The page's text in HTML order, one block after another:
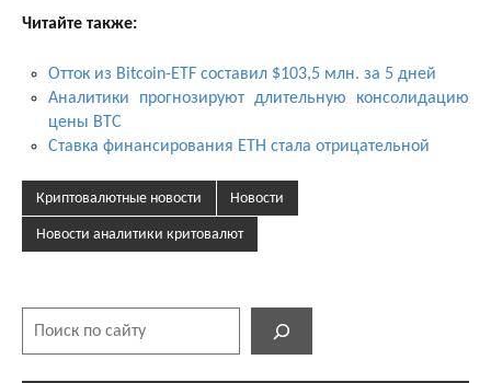
Читайте также:
Отток из Bitcoin-ETF составил $103,5 млн. за 5 дней
Аналитики прогнозируют длительную консолидацию
цены BTC
Ставка финансирования ETH стала отрицательной
Криптовалютные новости Новости
Новости аналитики критовалют